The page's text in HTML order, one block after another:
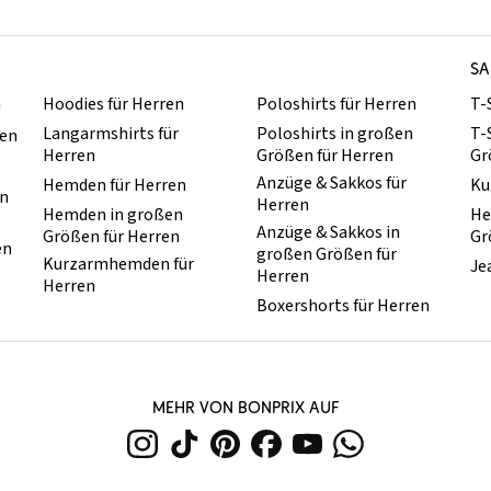
Hoodies für Herren
Langarmshirts für
Herren
Hemden für Herren
Hemden in großen
Größen für Herren
Kurzarmhemden für
Herren
Poloshirts für Herren
Poloshirts in großen
Größen für Herren
Anzüge & Sakkos für
Herren
Anzüge & Sakkos in
großen Größen für
Herren
Boxershorts für Herren
MEHR VON BONPRIX AUF